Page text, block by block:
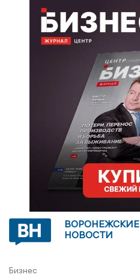
ВОРОНЕЖСКИЕ
НОВОСТИ
Бизнес